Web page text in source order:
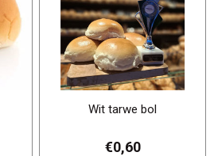
Wit tarwe bol
€0,60